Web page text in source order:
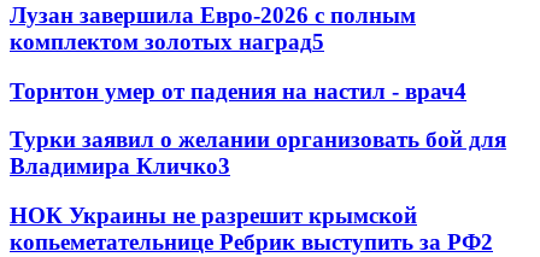
Лузан завершила Евро-2026 с полным
комплектом золотых наград5
Торнтон умер от падения на настил - врач4
Турки заявил о желании организовать бой для
Владимира Кличко3
НОК Украины не разрешит крымской
копьеметательнице Ребрик выступить за РФ2